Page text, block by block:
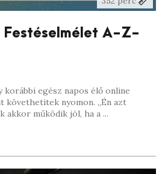
A-Z-
korábbi egész napos élő online
követhetitek nyomon. „Én azt
akkor működik jól, ha a ...